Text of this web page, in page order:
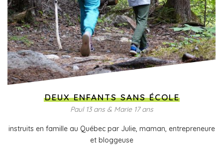
DEUX ENFANTS SANS ÉCOLE
Paul 13 ans & Marie 17 ans
instruits en famille au Québec par Julie, maman, entrepreneure
et bloggeuse